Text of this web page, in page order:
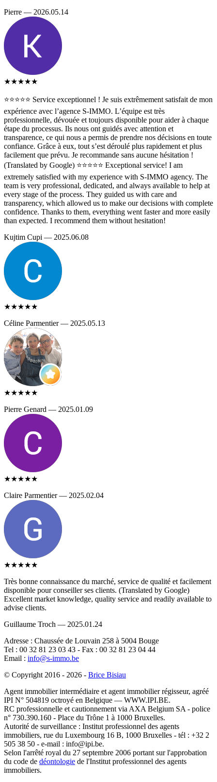
Pierre — 2026.05.14
★★★★★
⭐️⭐️⭐️⭐️⭐️ Service exceptionnel ! Je suis extrêmement satisfait de mon
expérience avec l’agence S-IMMO. L’équipe est très
professionnelle, dévouée et toujours disponible pour aider à chaque
étape du processus. Ils nous ont guidés avec attention et
transparence, ce qui nous a permis de prendre nos décisions en toute
confiance. Grâce à eux, tout s’est déroulé plus rapidement et plus
facilement que prévu. Je recommande sans aucune hésitation !
(Translated by Google) ⭐️⭐️⭐️⭐️⭐️ Exceptional service! I am
extremely satisfied with my experience with S-IMMO agency. The
team is very professional, dedicated, and always available to help at
every stage of the process. They guided us with care and
transparency, which allowed us to make our decisions with complete
confidence. Thanks to them, everything went faster and more easily
than expected. I recommend them without hesitation!
Kujtim Cupi — 2025.06.08
★★★★★
Céline Parmentier — 2025.05.13
★★★★★
Pierre Genard — 2025.01.09
★★★★★
Claire Parmentier — 2025.02.04
★★★★★
Très bonne connaissance du marché, service de qualité et facilement
disponible pour conseiller ses clients. (Translated by Google)
Excellent market knowledge, quality service and readily available to
advise clients.
Guillaume Troch — 2025.01.24
Adresse : Chaussée de Louvain 258 à 5004 Bouge
Tel : 00 32 81 23 03 43 - Fax : 00 32 81 23 04 44
Email : info@s-immo.be
© Copyright 2016 - 2026 - Brice Bisiau
Agent immobilier intermédiaire et agent immobilier régisseur, agréé
IPI N° 504819 octroyé en Belgique — WWW.IPI.BE.
RC professionnelle et cautionnement via AXA Belgium SA - police
n° 730.390.160 - Place du Trône 1 à 1000 Bruxelles.
Autorité de surveillance : Institut professionnel des agents
immobiliers, rue du Luxembourg 16 B, 1000 Bruxelles - tél : +32 2
505 38 50 - e-mail : info@ipi.be.
Selon l'arrêté royal du 27 septembre 2006 portant sur l'approbation
du code de déontologie de l'Institut professionnel des agents
immobiliers.